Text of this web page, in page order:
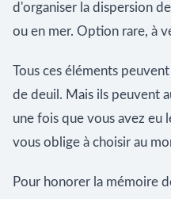
d'organiser la dispersion
ou en mer. Option rare, à
Tous ces éléments
de deuil. Mais ils peuvent
une fois que vous avez eu
vous oblige à choisir au
Pour honorer la mémoire